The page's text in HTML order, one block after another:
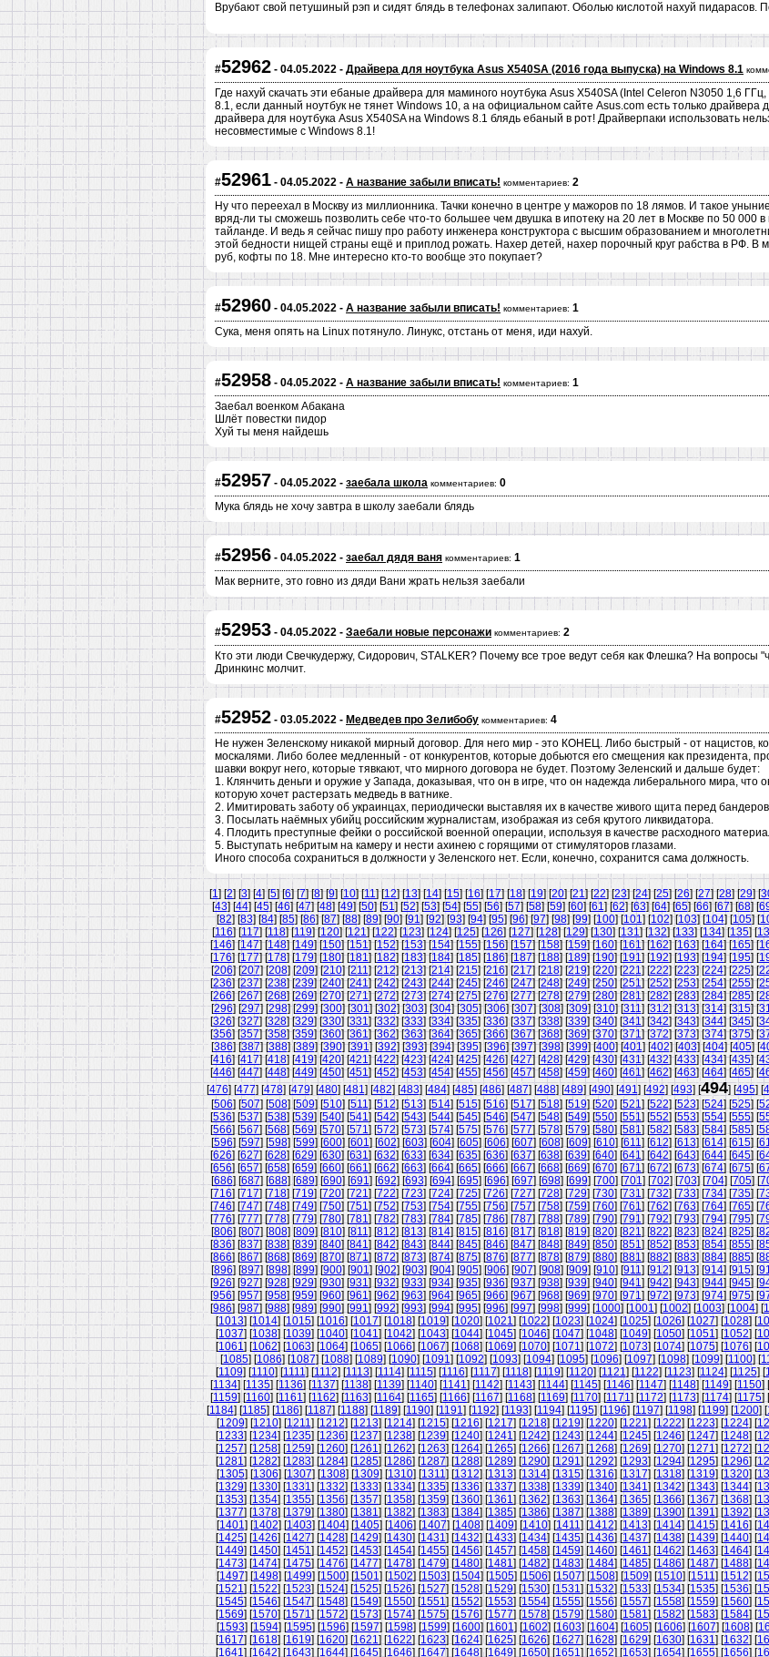
Врубают свой петушиный рэп и сидят блядь в телефонах залипают. Оболью кислотой нахуй пидарасов.
#52962 - 04.05.2022 - Драйвера для ноутбука Asus X540SA (2016 года выпуска) на Windows 8.1
Где нахуй скачать эти ебаные драйвера для маминого ноутбука Asus X540SA (Intel Celeron N3050 1,6
8.1, если данный ноутбук не тянет Windows 10, а на официальном сайте Asus.com есть только драйвера
драйвера для ноутбука Asus X540SA на Windows 8.1 блядь ебаный в рот! Драйверпаки использовать
несовместимые с Windows 8.1!
#52961 - 04.05.2022 - А название забыли вписать! комментариев: 2
Ну что переехал в Москву из миллионника. Тачки конечно в центре у мажоров по 18 лямов. И такое
вряд-ли ты сможешь позволить себе что-то большее чем двушка в ипотеку на 20 лет в Москве по 50 000 в
тайланде. И ведь я сейчас пишу про работу инженера конструктора с высшим образованием и
этой бедности нищей страны ещё и приплод рожать. Нахер детей, нахер порочный круг рабства в РФ. В
руб, кофты по 18. Мне интересно кто-то вообще это покупает?
#52960 - 04.05.2022 - А название забыли вписать! комментариев: 1
Сука, меня опять на Linux потянуло. Линукс, отстань от меня, иди нахуй.
#52958 - 04.05.2022 - А название забыли вписать! комментариев: 1
Заебал военком Абакана
Шлёт повестки пидор
Хуй ты меня найдешь
#52957 - 04.05.2022 - заебала школа комментариев: 0
Мука блядь не хочу завтра в школу заебали блядь
#52956 - 04.05.2022 - заебал дядя ваня комментариев: 1
Мак верните, это говно из дяди Вани жрать нельзя заебали
#52953 - 04.05.2022 - Заебали новые персонажи комментариев: 2
Кто эти люди Свечкудержу, Сидорoвич, STАLKЕR? Почему все трое ведут себя как Флешка? На вопросы
Дринкинс молчит.
#52952 - 03.05.2022 - Медведев про Зелибобу комментариев: 4
Не нужен Зеленскому никакой мирный договор. Для него мир - это КОНЕЦ. Либо быстрый - от нацистов,
москалями. Либо более медленный - от конкурентов, которые добьются его смещения как президента,
шавки вокруг него, которые тявкают, что мирного договора не будет. Поэтому Зеленский и дальше будет:
1. Клянчить деньги и оружие у Запада, доказывая, что он в игре, что он надежда либерального мира, что
которую хочет растерзать медведь в ватнике.
2. Имитировать заботу об украинцах, периодически выставляя их в качестве живого щита перед
3. Посылать наёмных убийц российским журналистам, изображая из себя крутого ликвидатора.
4. Плодить преступные фейки о российской военной операции, используя в качестве расходного
5. Выступать небритым на камеру и нести ахинею с горящими от стимуляторов глазами.
Иного способа сохраниться в должности у Зеленского нет. Если, конечно, сохранится сама должность.
[1] [2] [3] [4] [5] [6] [7] [8] [9] [10] [11] [12] [13] [14] [15] [16] [17] [18] [19] [20] [21] [22] [23] [24] [25] [26] [27] [28] [29] [
[43] [44] [45] [46] [47] [48] [49] [50] [51] [52] [53] [54] [55] [56] [57] [58] [59] [60] [61] [62] [63] [64] [65] [66] [67] [68] [
[82] [83] [84] [85] [86] [87] [88] [89] [90] [91] [92] [93] [94] [95] [96] [97] [98] [99] [100] [101] [102] [103] [104] [105] [
[116] [117] [118] [119] [120] [121] [122] [123] [124] [125] [126] [127] [128] [129] [130] [131] [132] [133] [134] [135] [
[146] [147] [148] [149] [150] [151] [152] [153] [154] [155] [156] [157] [158] [159] [160] [161] [162] [163] [164] [165] [
[176] [177] [178] [179] [180] [181] [182] [183] [184] [185] [186] [187] [188] [189] [190] [191] [192] [193] [194] [195] [
[206] [207] [208] [209] [210] [211] [212] [213] [214] [215] [216] [217] [218] [219] [220] [221] [222] [223] [224] [225] [
[236] [237] [238] [239] [240] [241] [242] [243] [244] [245] [246] [247] [248] [249] [250] [251] [252] [253] [254] [255] [
[266] [267] [268] [269] [270] [271] [272] [273] [274] [275] [276] [277] [278] [279] [280] [281] [282] [283] [284] [285] [
[296] [297] [298] [299] [300] [301] [302] [303] [304] [305] [306] [307] [308] [309] [310] [311] [312] [313] [314] [315] [
[326] [327] [328] [329] [330] [331] [332] [333] [334] [335] [336] [337] [338] [339] [340] [341] [342] [343] [344] [345] [
[356] [357] [358] [359] [360] [361] [362] [363] [364] [365] [366] [367] [368] [369] [370] [371] [372] [373] [374] [375] [
[386] [387] [388] [389] [390] [391] [392] [393] [394] [395] [396] [397] [398] [399] [400] [401] [402] [403] [404] [405] [
[416] [417] [418] [419] [420] [421] [422] [423] [424] [425] [426] [427] [428] [429] [430] [431] [432] [433] [434] [435] [
[446] [447] [448] [449] [450] [451] [452] [453] [454] [455] [456] [457] [458] [459] [460] [461] [462] [463] [464] [465] [
[476] [477] [478] [479] [480] [481] [482] [483] [484] [485] [486] [487] [488] [489] [490] [491] [492] [493] [494] [495] [
[506] [507] [508] [509] [510] [511] [512] [513] [514] [515] [516] [517] [518] [519] [520] [521] [522] [523] [524] [525] [
[536] [537] [538] [539] [540] [541] [542] [543] [544] [545] [546] [547] [548] [549] [550] [551] [552] [553] [554] [555] [
[566] [567] [568] [569] [570] [571] [572] [573] [574] [575] [576] [577] [578] [579] [580] [581] [582] [583] [584] [585] [
[596] [597] [598] [599] [600] [601] [602] [603] [604] [605] [606] [607] [608] [609] [610] [611] [612] [613] [614] [615] [
[626] [627] [628] [629] [630] [631] [632] [633] [634] [635] [636] [637] [638] [639] [640] [641] [642] [643] [644] [645] [
[656] [657] [658] [659] [660] [661] [662] [663] [664] [665] [666] [667] [668] [669] [670] [671] [672] [673] [674] [675] [
[686] [687] [688] [689] [690] [691] [692] [693] [694] [695] [696] [697] [698] [699] [700] [701] [702] [703] [704] [705] [
[716] [717] [718] [719] [720] [721] [722] [723] [724] [725] [726] [727] [728] [729] [730] [731] [732] [733] [734] [735] [
[746] [747] [748] [749] [750] [751] [752] [753] [754] [755] [756] [757] [758] [759] [760] [761] [762] [763] [764] [765] [
[776] [777] [778] [779] [780] [781] [782] [783] [784] [785] [786] [787] [788] [789] [790] [791] [792] [793] [794] [795] [
[806] [807] [808] [809] [810] [811] [812] [813] [814] [815] [816] [817] [818] [819] [820] [821] [822] [823] [824] [825] [
[836] [837] [838] [839] [840] [841] [842] [843] [844] [845] [846] [847] [848] [849] [850] [851] [852] [853] [854] [855] [
[866] [867] [868] [869] [870] [871] [872] [873] [874] [875] [876] [877] [878] [879] [880] [881] [882] [883] [884] [885] [
[896] [897] [898] [899] [900] [901] [902] [903] [904] [905] [906] [907] [908] [909] [910] [911] [912] [913] [914] [915] [
[926] [927] [928] [929] [930] [931] [932] [933] [934] [935] [936] [937] [938] [939] [940] [941] [942] [943] [944] [945] [
[956] [957] [958] [959] [960] [961] [962] [963] [964] [965] [966] [967] [968] [969] [970] [971] [972] [973] [974] [975] [
[986] [987] [988] [989] [990] [991] [992] [993] [994] [995] [996] [997] [998] [999] [1000] [1001] [1002] [1003] [1004] [
[1013] [1014] [1015] [1016] [1017] [1018] [1019] [1020] [1021] [1022] [1023] [1024] [1025] [1026] [1027] [1028] [
[1037] [1038] [1039] [1040] [1041] [1042] [1043] [1044] [1045] [1046] [1047] [1048] [1049] [1050] [1051] [1052] [
[1061] [1062] [1063] [1064] [1065] [1066] [1067] [1068] [1069] [1070] [1071] [1072] [1073] [1074] [1075] [1076] [
[1085] [1086] [1087] [1088] [1089] [1090] [1091] [1092] [1093] [1094] [1095] [1096] [1097] [1098] [1099] [1100] [
[1109] [1110] [1111] [1112] [1113] [1114] [1115] [1116] [1117] [1118] [1119] [1120] [1121] [1122] [1123] [1124] [1125] [
[1134] [1135] [1136] [1137] [1138] [1139] [1140] [1141] [1142] [1143] [1144] [1145] [1146] [1147] [1148] [1149] [1150] [
[1159] [1160] [1161] [1162] [1163] [1164] [1165] [1166] [1167] [1168] [1169] [1170] [1171] [1172] [1173] [1174] [1175] [
[1184] [1185] [1186] [1187] [1188] [1189] [1190] [1191] [1192] [1193] [1194] [1195] [1196] [1197] [1198] [1199] [1200] [
[1209] [1210] [1211] [1212] [1213] [1214] [1215] [1216] [1217] [1218] [1219] [1220] [1221] [1222] [1223] [1224] [
[1233] [1234] [1235] [1236] [1237] [1238] [1239] [1240] [1241] [1242] [1243] [1244] [1245] [1246] [1247] [1248] [
[1257] [1258] [1259] [1260] [1261] [1262] [1263] [1264] [1265] [1266] [1267] [1268] [1269] [1270] [1271] [1272] [
[1281] [1282] [1283] [1284] [1285] [1286] [1287] [1288] [1289] [1290] [1291] [1292] [1293] [1294] [1295] [1296] [
[1305] [1306] [1307] [1308] [1309] [1310] [1311] [1312] [1313] [1314] [1315] [1316] [1317] [1318] [1319] [1320] [
[1329] [1330] [1331] [1332] [1333] [1334] [1335] [1336] [1337] [1338] [1339] [1340] [1341] [1342] [1343] [1344] [
[1353] [1354] [1355] [1356] [1357] [1358] [1359] [1360] [1361] [1362] [1363] [1364] [1365] [1366] [1367] [1368] [
[1377] [1378] [1379] [1380] [1381] [1382] [1383] [1384] [1385] [1386] [1387] [1388] [1389] [1390] [1391] [1392] [
[1401] [1402] [1403] [1404] [1405] [1406] [1407] [1408] [1409] [1410] [1411] [1412] [1413] [1414] [1415] [1416] [
[1425] [1426] [1427] [1428] [1429] [1430] [1431] [1432] [1433] [1434] [1435] [1436] [1437] [1438] [1439] [1440] [
[1449] [1450] [1451] [1452] [1453] [1454] [1455] [1456] [1457] [1458] [1459] [1460] [1461] [1462] [1463] [1464] [
[1473] [1474] [1475] [1476] [1477] [1478] [1479] [1480] [1481] [1482] [1483] [1484] [1485] [1486] [1487] [1488] [
[1497] [1498] [1499] [1500] [1501] [1502] [1503] [1504] [1505] [1506] [1507] [1508] [1509] [1510] [1511] [1512] [
[1521] [1522] [1523] [1524] [1525] [1526] [1527] [1528] [1529] [1530] [1531] [1532] [1533] [1534] [1535] [1536] [
[1545] [1546] [1547] [1548] [1549] [1550] [1551] [1552] [1553] [1554] [1555] [1556] [1557] [1558] [1559] [1560] [
[1569] [1570] [1571] [1572] [1573] [1574] [1575] [1576] [1577] [1578] [1579] [1580] [1581] [1582] [1583] [1584] [
[1593] [1594] [1595] [1596] [1597] [1598] [1599] [1600] [1601] [1602] [1603] [1604] [1605] [1606] [1607] [1608] [
[1617] [1618] [1619] [1620] [1621] [1622] [1623] [1624] [1625] [1626] [1627] [1628] [1629] [1630] [1631] [1632] [
[1641] [1642] [1643] [1644] [1645] [1646] [1647] [1648] [1649] [1650] [1651] [1652] [1653] [1654] [1655] [1656] [